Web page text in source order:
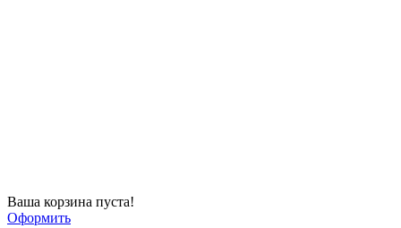
Ваша корзина пуста!
Оформить